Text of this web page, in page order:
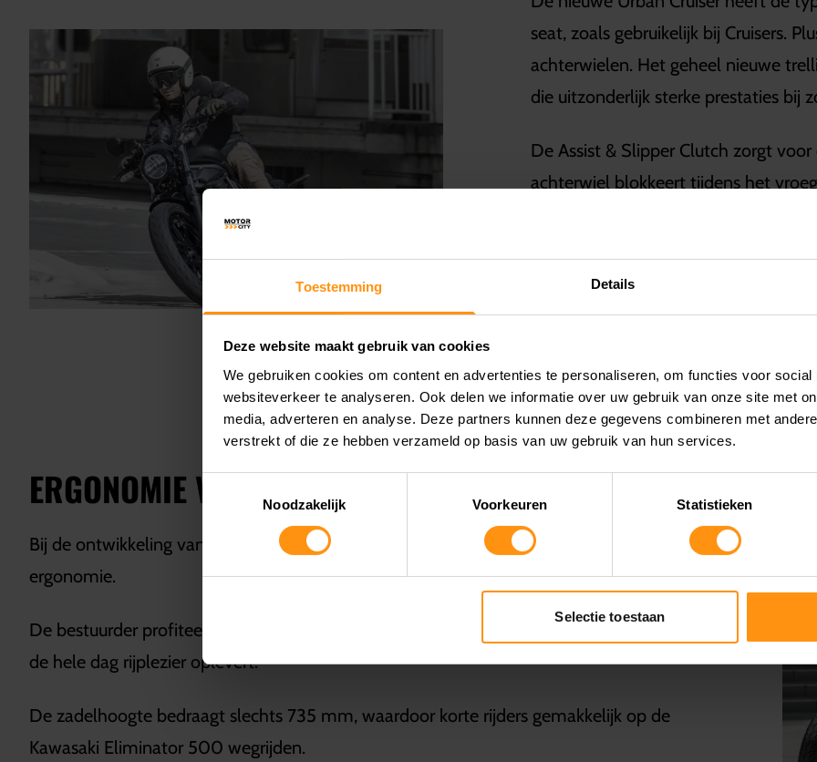
Toestemming Details
Deze website maakt gebruik van cookies
We gebruiken cookies om content en advertenties te personaliseren, om functies voor social
websiteverkeer te analyseren. Ook delen we informatie over uw gebruik van onze site met
media, adverteren en analyse. Deze partners kunnen deze gegevens combineren met
verstrekt of die ze hebben verzameld op basis van uw gebruik van hun services.
Toestemmingsselectie
Noodzakelijk
Voorkeuren Statistieken
Selectie toestaan
seat, zoals gebruikelijk bij Cruisers.
achterwielen. Het geheel nieuwe
die uitzonderlijk sterke prestaties bij
De Assist & Slipper Clutch zorgt
achterwiel blokkeert tijdens het
Net als bij eerdere Eliminator-
identiek aan zijn voorgangers.
‘traditioneel meets modern’-look.
rijpositie, waardoor de bestuurder
instrumentenpaneel.
ERGONOMIE VAN DE KAWASAKI ELIMINATOR 500
Bij de ontwikkeling van de Eliminator heeft Kawasaki veel aandacht besteed aan
ergonomie.
De bestuurder profiteert zo van een natuurlijke zitpositie, wat hem rijcomfort biedt en
de hele dag rijplezier oplevert.
De zadelhoogte bedraagt ​​slechts 735 mm, waardoor korte rijders gemakkelijk op de
Kawasaki Eliminator 500 wegrijden.